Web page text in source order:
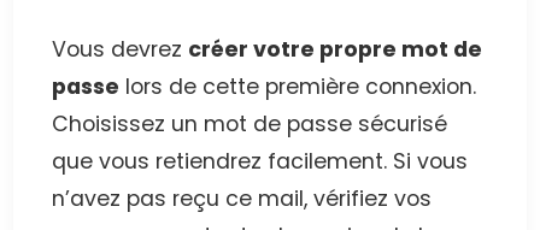
Vous devrez créer votre propre mot de
passe lors de cette première connexion.
Choisissez un mot de passe sécurisé
que vous retiendrez facilement. Si vous
n’avez pas reçu ce mail, vérifiez vos